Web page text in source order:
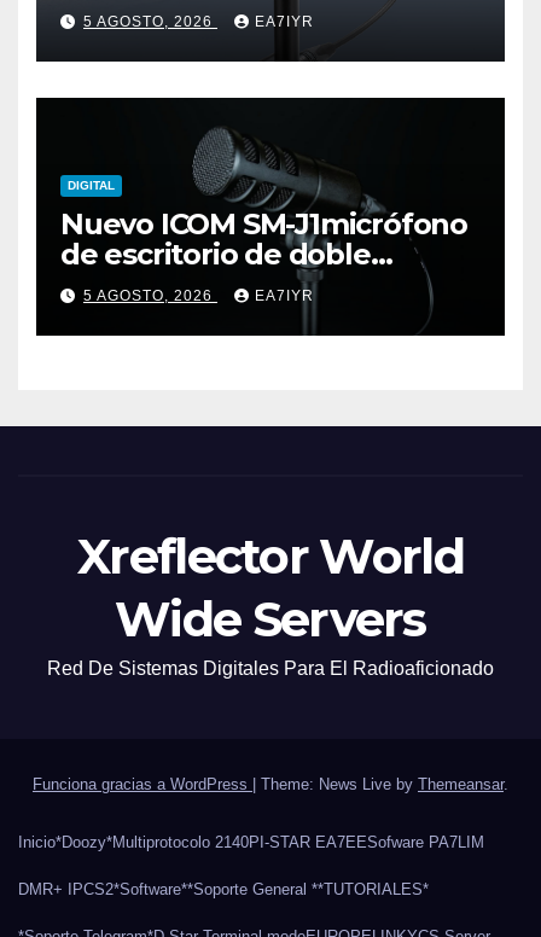
5 AGOSTO, 2026 EA7IYR
DIGITAL
Nuevo ICOM SM-J1micrófono
de escritorio de doble
elemento premium
5 AGOSTO, 2026 EA7IYR
Xreflector World
Wide Servers
Red De Sistemas Digitales Para El Radioaficionado
Funciona gracias a WordPress | Theme: News Live by Themeansar.
Inicio*Doozy*Multiprotocolo 2140PI-STAR EA7EESofware PA7LIM
DMR+ IPCS2*Software**Soporte General **TUTORIALES*